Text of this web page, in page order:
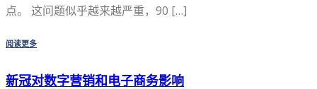
点。 这问题似乎越来越严重，90 […]
阅读更多
新冠对数字营销和电子商务影响